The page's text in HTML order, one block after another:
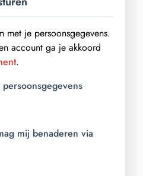
je persoonsgegevens.
account ga je akkoord
.
mij benaderen via